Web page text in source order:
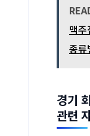
맥주
종류
경기
관련